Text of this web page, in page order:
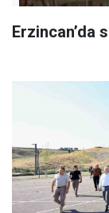
Erzincan’da